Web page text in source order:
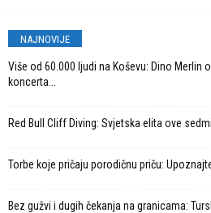
NAJNOVIJE
Više od 60.000 ljudi na Koševu: Dino Merlin
koncerta...
Red Bull Cliff Diving: Svjetska elita ove
Torbe koje pričaju porodičnu priču:
Bez gužvi i dugih čekanja na granicama: